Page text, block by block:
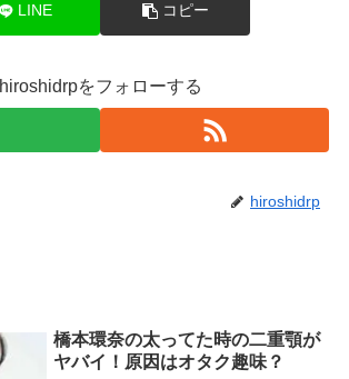
LINE コピー
hiroshidrpをフォローする
hiroshidrp
橋本環奈の太ってた時の二重顎が
ヤバイ！原因はオタク趣味？